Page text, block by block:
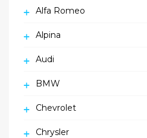
Alfa Romeo
Alpina
Audi
BMW
Chevrolet
Chrysler